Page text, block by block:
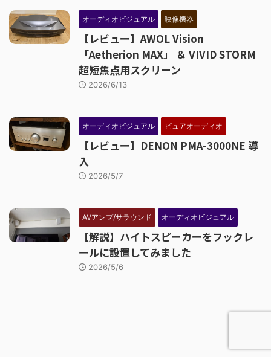
オーディオビジュアル 映像機器
【レビュー】AWOL Vision
「Aetherion MAX」 ＆ VIVID STORM
超短焦点用スクリーン
2026/6/13
オーディオビジュアル ピュアオーディオ
【レビュー】DENON PMA-3000NE 導
入
2026/5/7
AVアンプ/サラウンド オーディオビジュアル
【解説】ハイトスピーカーをフックレ
ールに設置してみました
2026/5/6